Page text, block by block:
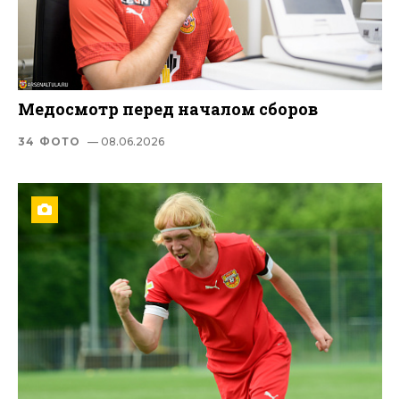
Медосмотр перед началом сборов
34 ФОТО — 08.06.2026